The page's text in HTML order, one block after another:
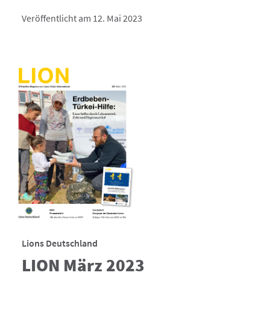
Veröffentlicht am 12. Mai 2023
Lions Deutschland
LION März 2023